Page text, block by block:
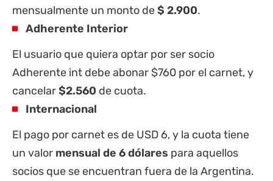
mensualmente un monto de$ 2.900.
Adherente Interior
El usuario que quiera optar por ser socio
Adherente int debe abonar $760 por el carnet, y
cancelar$2.560 de cuota.
Internacional
El pago por carnet es de USD 6, y la cuota tiene
un valor mensual de 6 dólares para aquellos
socios que se encuentran fuera de la Argentina.